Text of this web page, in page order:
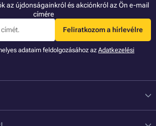
az újdonságainkról és akciónkról az Ön e-mail
címére
Feliratkozom a hírlevélre
adataim feldolgozásához az Adatkezelési